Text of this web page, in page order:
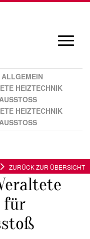
ALLGEMEIN
HEIZTECHNIK
HEIZTECHNIK
für
ZURÜCK ZUR ÜBERSICHT